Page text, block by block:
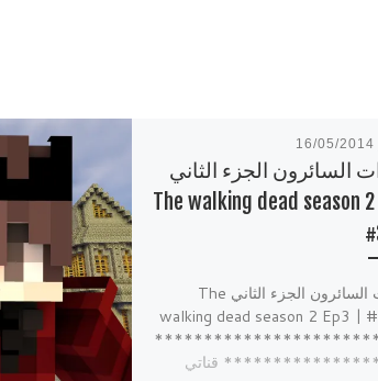
16/05/2014
السائرون الجزء الثاني
The walking dead season 2
الاموات السائرون الجزء الثاني The
walking dead season 2 Ep3 |
قناتي